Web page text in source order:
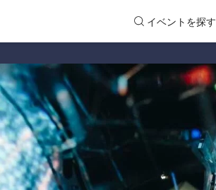
イベントを探す